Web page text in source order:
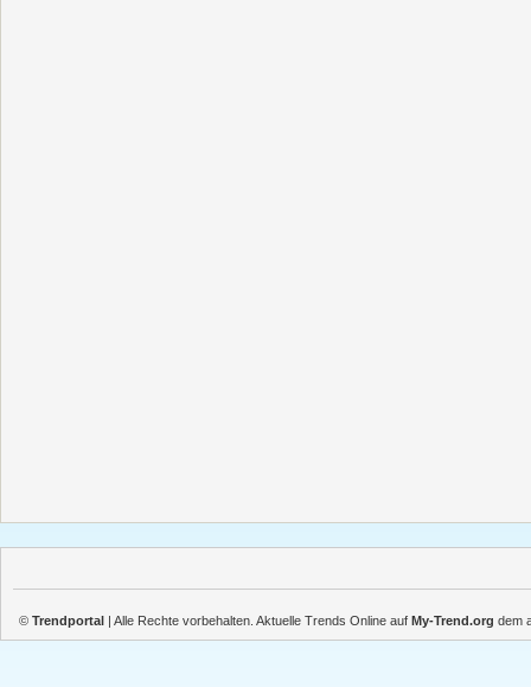
© Trendportal | Alle Rechte vorbehalten. Aktuelle Trends Online auf My-Trend.org dem